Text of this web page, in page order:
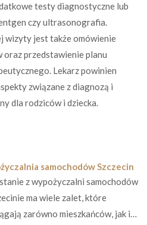
testy diagnostyczne lub
czy ultrasonografia.
wizyty jest także omówienie
przedstawienie planu
Lekarz powinien
związane z diagnozą i
dla rodziców i dziecka.
samochodów Szczecin
z wypożyczalni samochodów
ma wiele zalet, które
zarówno mieszkańców, jak i…